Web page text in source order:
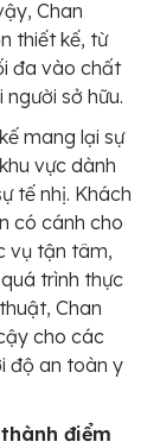
Chan
thiết kế, từ
đa vào chất
sở hữu.
mang lại sự
vực dành
tế nhị. Khách
có cánh cho
vụ tận tâm,
trình thực
Chan
cho các
độ an toàn y
điểm